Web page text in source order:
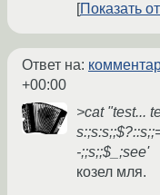
Показать
Ответ на:
+00:00
>cat "test...
-;;s;;$_;see'
козел мля.